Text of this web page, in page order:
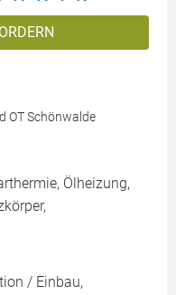
OT Schönwalde
Ölheizung,
/ Einbau,